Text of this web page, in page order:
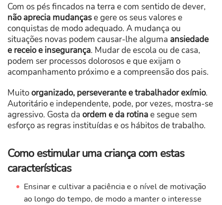
Com os pés fincados na terra e com sentido de dever,
não aprecia mudançase gere os seus valores e
conquistas de modo adequado. A mudança ou
situações novas podem causar-lhe alguma ansiedade
e receio e insegurança. Mudar de escola ou de casa,
podem ser processos dolorosos e que exijam o
acompanhamento próximo e a compreensão dos pais.
Muitoorganizado, perseverante e trabalhador exímio.
Autoritário e independente, pode, por vezes, mostra-se
agressivo. Gosta da ordem e da rotinae segue sem
esforço as regras instituídas e os hábitos de trabalho.
Como estimular uma criança com estas
características
Ensinar e cultivar a paciência e o nível de motivação
ao longo do tempo, de modo a manter o interesse